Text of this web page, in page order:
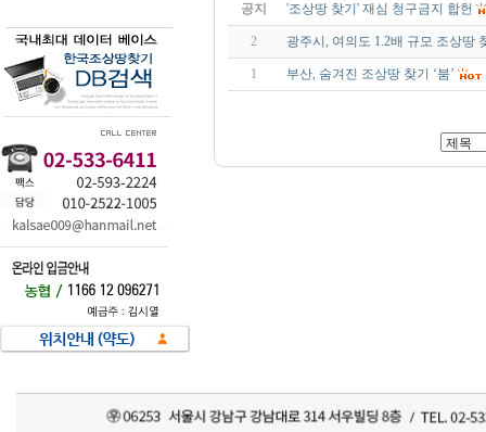
공지 '조상땅 찾기' 재심 청구금지 합헌
2 광주시, 여의도 1.2배 규모 조상땅
1 부산, 숨겨진 조상땅 찾기 ‘붐’